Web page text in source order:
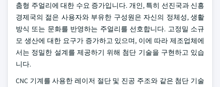
춤형 주얼리에 대한 수요 증가입니다. 개인, 특히 선진국과 신흥
경제국의 젊은 사용자와 부유한 구성원은 자신의 정체성, 생활
방식 또는 문화를 반영하는 주얼리를 선호합니다. 고정밀 소규
모 생산에 대한 요구가 증가하고 있으며, 이에 따라 제조업체에
서는 정밀한 설계를 제공하기 위해 첨단 기술을 구현하고 있습
니다.
CNC 기계를 사용한 레이저 절단 및 진공 주조와 같은 첨단 기술